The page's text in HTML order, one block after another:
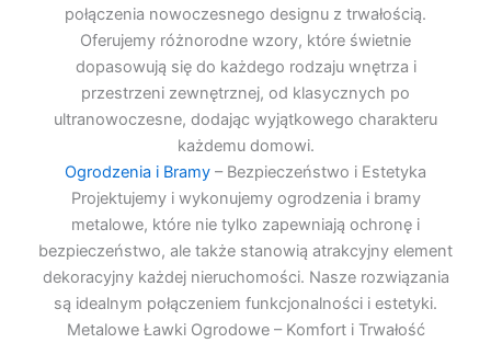
połączenia nowoczesnego designu z trwałością.
Oferujemy różnorodne wzory, które świetnie
dopasowują się do każdego rodzaju wnętrza i
przestrzeni zewnętrznej, od klasycznych po
ultranowoczesne, dodając wyjątkowego charakteru
każdemu domowi.
Ogrodzenia i Bramy – Bezpieczeństwo i Estetyka
Projektujemy i wykonujemy ogrodzenia i bramy
metalowe, które nie tylko zapewniają ochronę i
bezpieczeństwo, ale także stanowią atrakcyjny element
dekoracyjny każdej nieruchomości. Nasze rozwiązania
są idealnym połączeniem funkcjonalności i estetyki.
Metalowe Ławki Ogrodowe – Komfort i Trwałość